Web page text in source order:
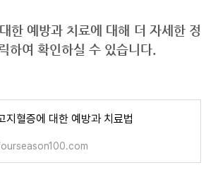
한 예방과 치료에 대해 더 자세한 정
하여 확인하실 수 있습니다.
지혈증에 대한 예방과 치료법